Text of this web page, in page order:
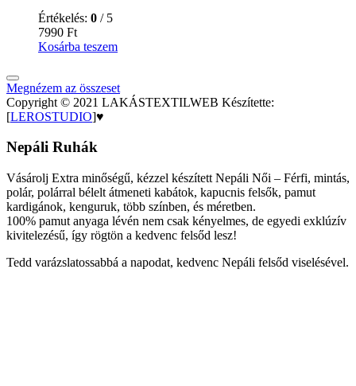
Értékelés: 0 / 5
7990 Ft
Kosárba teszem
Megnézem az összeset
Copyright © 2021 LAKÁSTEXTILWEB Készítette:
[LEROSTUDIO]♥
Nepáli Ruhák
Vásárolj Extra minőségű, kézzel készített Nepáli Női – Férfi, mintás,
polár, polárral bélelt átmeneti kabátok, kapucnis felsők, pamut
kardigánok, kenguruk, több színben, és méretben.
100% pamut anyaga lévén nem csak kényelmes, de egyedi exklúzív
kivitelezésű, így rögtön a kedvenc felsőd lesz!
Tedd varázslatossabbá a napodat, kedvenc Nepáli felsőd viselésével.